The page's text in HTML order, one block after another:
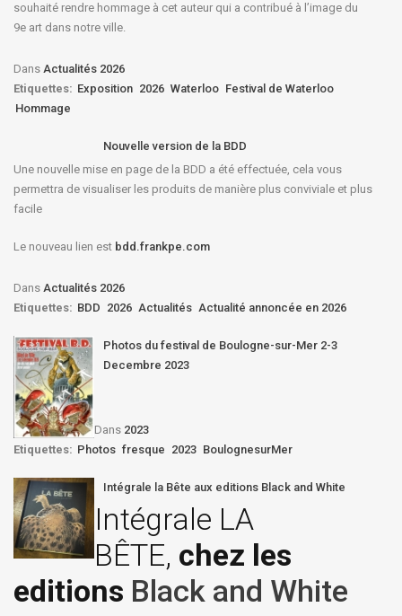
souhaité rendre hommage à cet auteur qui a contribué à l’image du
9e art dans notre ville.
Dans Actualités 2026
Etiquettes: Exposition 2026 Waterloo Festival de Waterloo
Hommage
Nouvelle version de la BDD
Une nouvelle mise en page de la BDD a été effectuée, cela vous
permettra de visualiser les produits de manière plus conviviale et plus
facile
Le nouveau lien est bdd.frankpe.com
Dans Actualités 2026
Etiquettes: BDD 2026 Actualités Actualité annoncée en 2026
Photos du festival de Boulogne-sur-Mer 2-3
Decembre 2023
Dans 2023
Etiquettes: Photos fresque 2023 BoulognesurMer
Intégrale la Bête aux editions Black and White
Intégrale LA
BÊTE, chez les
editions Black and White